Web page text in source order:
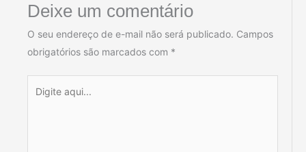
Deixe um comentário
O seu endereço de e-mail não será publicado. Campos
obrigatórios são marcados com *
aqui...